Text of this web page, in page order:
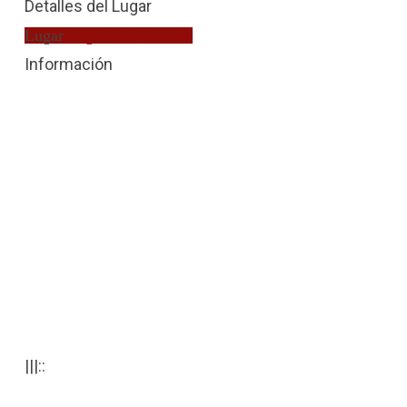
Detalles del Lugar
LugarJuzgado de Guardia
Información
|||::